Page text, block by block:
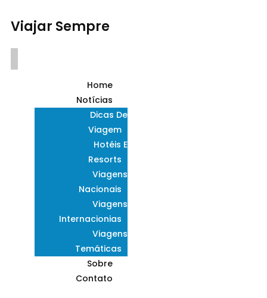
Viajar Sempre
Home
Notícias
Dicas De
Viagem
Hotéis E
Resorts
Viagens
Nacionais
Viagens
Internacionias
Viagens
Temáticas
Sobre
Contato